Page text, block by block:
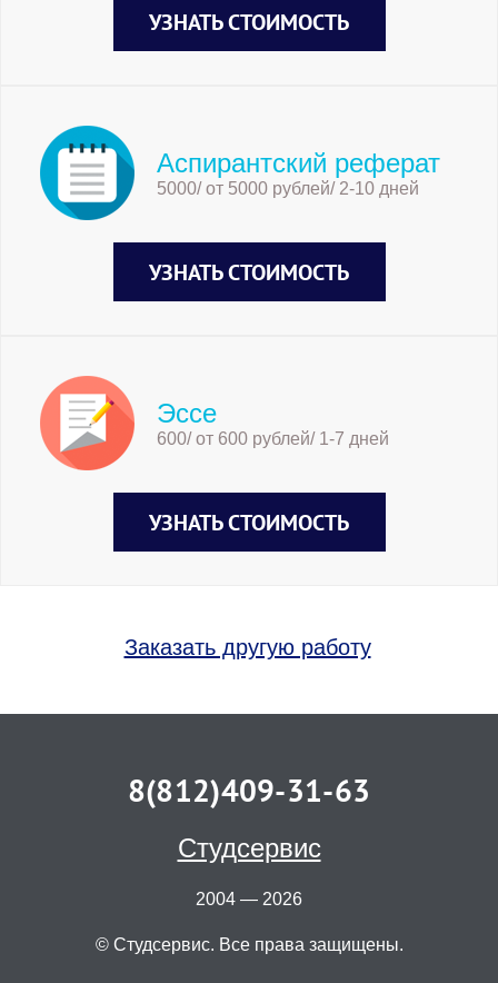
УЗНАТЬ СТОИМОСТЬ
Аспирантский реферат
5000/ от 5000 рублей/ 2-10 дней
УЗНАТЬ СТОИМОСТЬ
Эссе
600/ от 600 рублей/ 1-7 дней
УЗНАТЬ СТОИМОСТЬ
Заказать другую работу
8(812)409-31-63
Студсервис
2004 — 2026
© Студсервис. Все права защищены.